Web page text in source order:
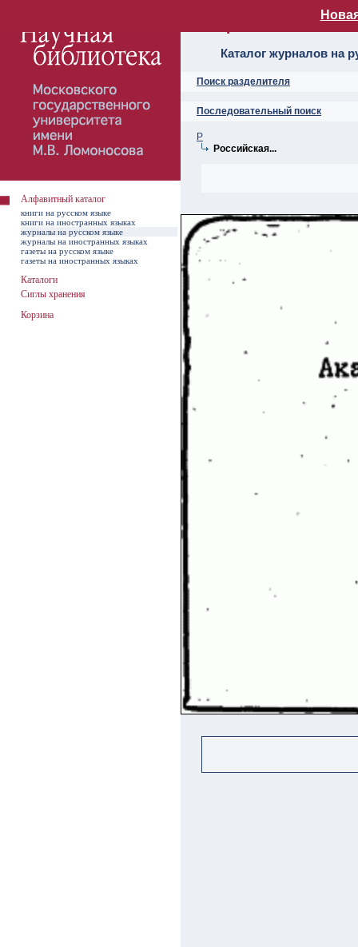
Алфавитный
Каталог журналов на
Поиск разделителя
Последовательный поиск
Р
Российская...
Алфавитный каталог
книги на русском языке
книги на иностранных языках
журналы на русском языке
журналы на иностранных языках
газеты на русском языке
газеты на иностранных языках
Каталоги
Сиглы хранения
Корзина